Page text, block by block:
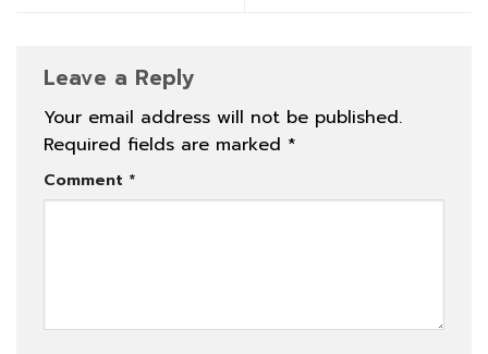
Leave a Reply
Your email address will not be published.
Required fields are marked *
Comment *